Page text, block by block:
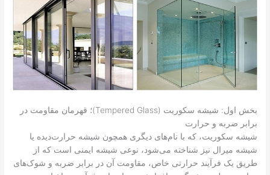
بخش اول: شیشه سکوریت (Tempered Glass)؛ قهرمان مقاومت در
برابر ضربه و حرارت
شیشه سکوریت، که با نام‌های دیگری همچون شیشه حرارت‌دیده یا
شیشه میرال نیز شناخته می‌شود، نوعی شیشه ایمنی است که از
طریق یک فرآیند حرارتی خاص، مقاومت آن در برابر ضربه و شوک‌های